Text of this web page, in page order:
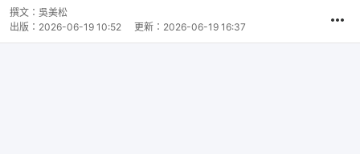
撰文： 吳美松
出版： 2026-06-19 10:52 更新： 2026-06-19 16:37